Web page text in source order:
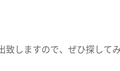
しますので、ぜひ探してみ